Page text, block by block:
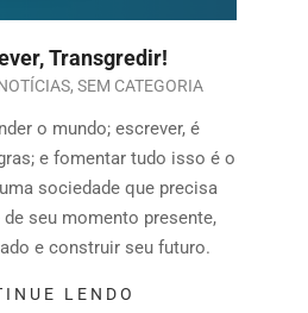
Transgredir!
, SEM CATEGORIA
o mundo; escrever, é
e fomentar tudo isso é o
sociedade que precisa
seu momento presente,
e construir seu futuro.
LENDO